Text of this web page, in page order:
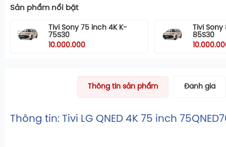
Thông tin sản phẩm Đánh giá
Thông tin: Tivi LG QNED 4K 75 inch
Sản phẩm nổi bật
Tivi Sony 75 inch 4K K-
75S30
10.000.000
Tivi
85S30